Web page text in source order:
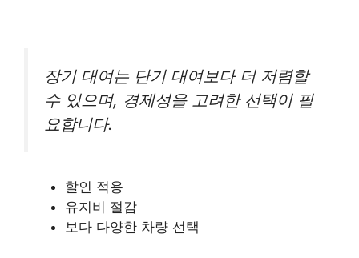
장기 대여는 단기 대여보다 더 저렴할
수 있으며, 경제성을 고려한 선택이 필
요합니다.
할인 적용
유지비 절감
보다 다양한 차량 선택